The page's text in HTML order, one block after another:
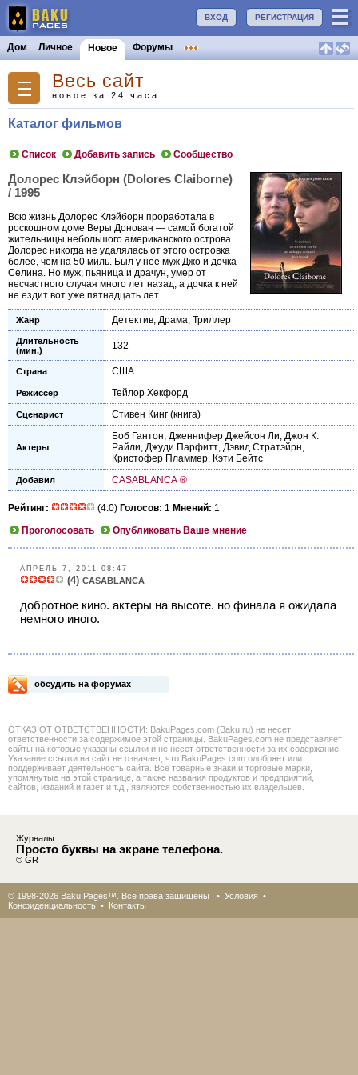
РЕГИСТРАЦИЯ
ВХОД
Дом Личное Новое Форумы
Весь сайт
новое за 24 часа
Каталог фильмов
Список Добавить запись Сообщество
Долорес Клэйборн (Dolores Claiborne)
/ 1995
Всю жизнь Долорес Клэйборн проработала в
роскошном доме Веры Донован — самой богатой
жительницы небольшого американского острова.
Долорес никогда не удалялась от этого островка
более, чем на 50 миль. Был у нее муж Джо и дочка
Селина. Но муж, пьяница и драчун, умер от
несчастного случая много лет назад, а дочка к ней
не ездит вот уже пятнадцать лет…
Жанр Детектив, Драма, Триллер
Длительность
(мин.)
132
Страна США
Режиссер Тейлор Хекфорд
Сценарист Стивен Кинг (книга)
Актеры
Боб Гантон, Дженнифер Джейсон Ли, Джон К.
Райли, Джуди Парфитт, Дэвид Стратэйрн,
Кристофер Пламмер, Кэти Бейтс
Добавил CASABLANCA ®
Рейтинг: (4.0) Голосов: 1 Мнений: 1
Проголосовать
Опубликовать Ваше мнение
АПРЕЛЬ 7, 2011 08:47
(4) CASABLANCA
добротное кино. актеры на высоте. но финала я ожидала
немного иного.
обсудить на форумах
ОТКАЗ ОТ ОТВЕТСТВЕННОСТИ: BakuPages.com (Baku.ru) не несет
ответственности за содержимое этой страницы. BakuPages.com не представляет
сайты на которые указаны ссылки и не несет ответственности за их содержание.
Указание ссылки на сайт не означает, что BakuPages.com одобряет или
поддерживает деятельность сайта. Все товарные знаки и торговые марки,
упомянутые на этой странице, а также названия продуктов и предприятий,
сайтов, изданий и газет и т.д., являются собственностью их владельцев.
Журналы
Просто буквы на экране телефона.
© GR
© 1998-2026 Baku Pages™. Все права защищены • Условия •
Конфиденциальность • Контакты